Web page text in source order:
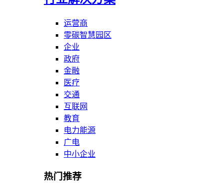
运营商
零碳智慧园区
企业
政府
金融
医疗
交通
互联网
教育
电力能源
广电
中小企业
热门推荐